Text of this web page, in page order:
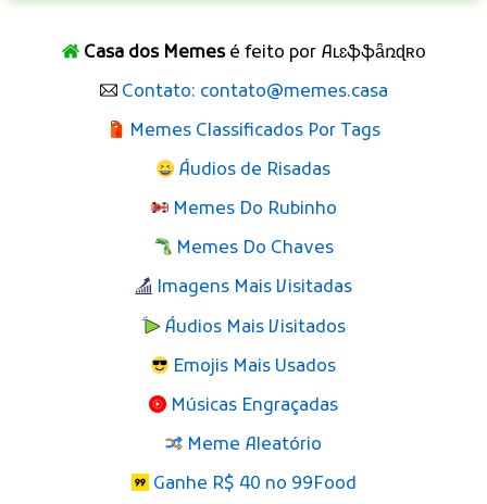
Casa dos Memesé feito por Aʟɛֆֆǟռɖʀօ
Contato: contato@memes.casa
Memes Classificados Por Tags
Áudios de Risadas
Memes Do Rubinho
Memes Do Chaves
Imagens Mais Visitadas
Áudios Mais Visitados
Emojis Mais Usados
Músicas Engraçadas
Meme Aleatório
Ganhe R$ 40 no 99Food